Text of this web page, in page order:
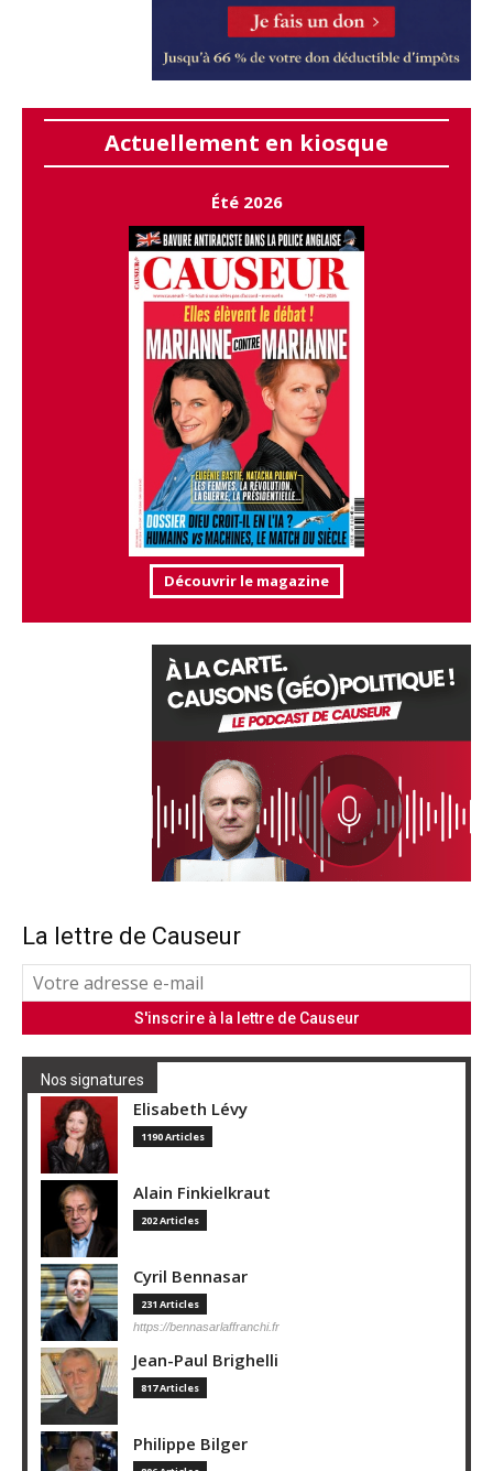
Actuellement en kiosque
Été 2026
Découvrir le magazine
La lettre de Causeur
Nos signatures
Elisabeth Lévy
1190 Articles
Alain Finkielkraut
202 Articles
Cyril Bennasar
231 Articles
https://bennasarlaffranchi.fr
Jean-Paul Brighelli
817 Articles
Philippe Bilger